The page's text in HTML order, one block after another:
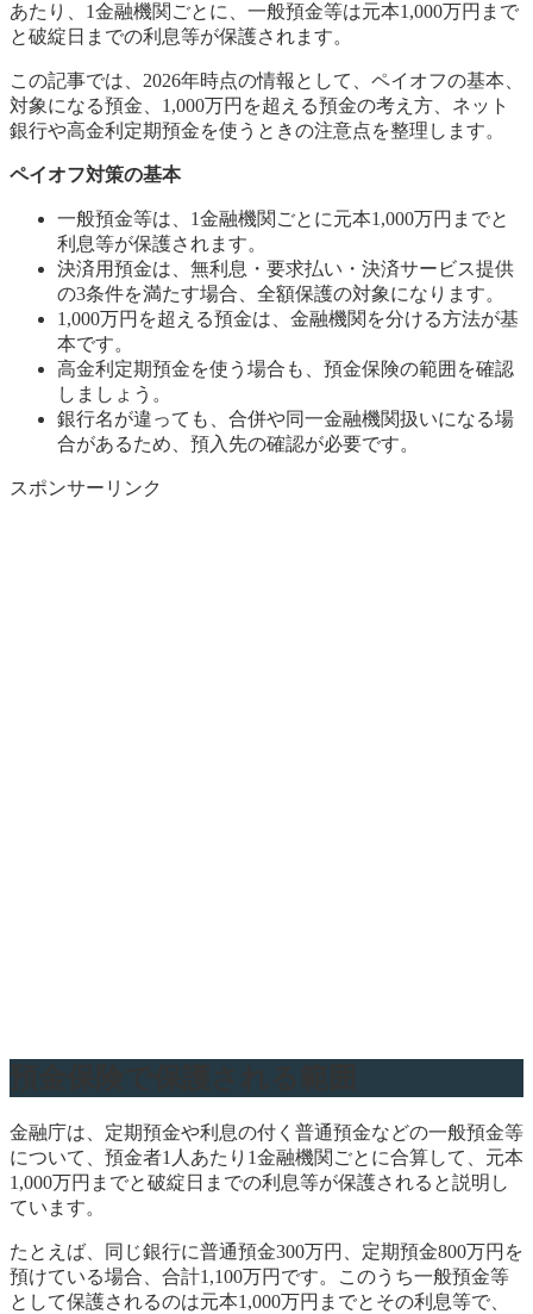
あたり、1金融機関ごとに、一般預金等は元本1,000万円まで
と破綻日までの利息等が保護されます。
この記事では、2026年時点の情報として、ペイオフの基本、
対象になる預金、1,000万円を超える預金の考え方、ネット
銀行や高金利定期預金を使うときの注意点を整理します。
ペイオフ対策の基本
一般預金等は、1金融機関ごとに元本1,000万円までと
利息等が保護されます。
決済用預金は、無利息・要求払い・決済サービス提供
の3条件を満たす場合、全額保護の対象になります。
1,000万円を超える預金は、金融機関を分ける方法が基
本です。
高金利定期預金を使う場合も、預金保険の範囲を確認
しましょう。
銀行名が違っても、合併や同一金融機関扱いになる場
合があるため、預入先の確認が必要です。
スポンサーリンク
金融庁は、定期預金や利息の付く普通預金などの一般預金等
について、預金者1人あたり1金融機関ごとに合算して、元本
1,000万円までと破綻日までの利息等が保護されると説明し
ています。
たとえば、同じ銀行に普通預金300万円、定期預金800万円を
預けている場合、合計1,100万円です。このうち一般預金等
として保護されるのは元本1,000万円までとその利息等で、